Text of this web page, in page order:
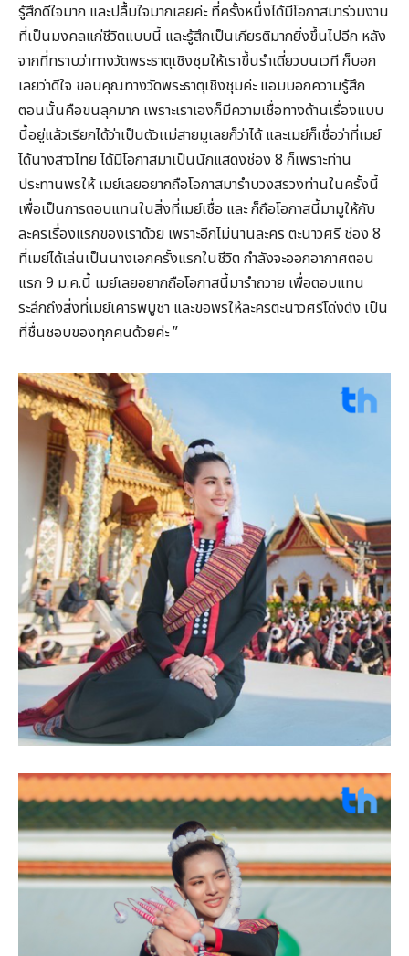
รู้สึกดีใจมาก และปลื้มใจมากเลยค่ะ ที่ครั้งหนึ่งได้มีโอกาสมาร่วมงาน
ที่เป็นมงคลแก่ชีวิตแบบนี้ และรู้สึกเป็นเกียรติมากยิ่งขึ้นไปอีก หลัง
จากที่ทราบว่าทางวัดพระธาตุเชิงชุมให้เราขึ้นรำเดี่ยวบนเวที ก็บอก
เลยว่าดีใจ ขอบคุณทางวัดพระธาตุเชิงชุมค่ะ แอบบอกความรู้สึก
ตอนนั้นคือขนลุกมาก เพราะเราเองก็มีความเชื่อทางด้านเรื่องแบบ
นี้อยู่แล้วเรียกได้ว่าเป็นตัวเเม่สายมูเลยก็ว่าได้ และเมย์ก็เชื่อว่าที่เมย์
ได้นางสาวไทย ได้มีโอกาสมาเป็นนักแสดงช่อง 8 ก็เพราะท่าน
ประทานพรให้ เมย์เลยอยากถือโอกาสมารำบวงสรวงท่านในครั้งนี้
เพื่อเป็นการตอบแทนในสิ่งที่เมย์เชื่อ และ ก็ถือโอกาสนี้มามูให้กับ
ละครเรื่องแรกของเราด้วย เพราะอีกไม่นานละคร ตะนาวศรี ช่อง 8
ที่เมย์ได้เล่นเป็นนางเอกครั้งแรกในชีวิต กำลังจะออกอากาศตอน
แรก 9 ม.ค.นี้ เมย์เลยอยากถือโอกาสนี้มารำถวาย เพื่อตอบแทน
ระลึกถึงสิ่งที่เมย์เคารพบูชา และขอพรให้ละครตะนาวศรีโด่งดัง เป็น
ที่ชื่นชอบของทุกคนด้วยค่ะ ”